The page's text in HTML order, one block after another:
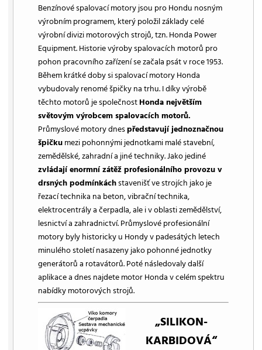
Benzínové spalovací motory jsou pro Hondu nosným
výrobním programem, který položil základy celé
výrobní divizi motorových strojů, tzn. Honda Power
Equipment. Historie výroby spalovacích motorů pro
pohon pracovního zařízení se začala psát v roce 1953.
Během krátké doby si spalovací motory Honda
vybudovaly renomé špičky na trhu. I díky výrobě
těchto motorů je společnostHonda největším
světovým výrobcem spalovacích motorů.
Průmyslové motory dnespředstavují jednoznačnou
špičkumezi pohonnými jednotkami malé stavební,
zemědělské, zahradní a jiné techniky. Jako jediné
zvládají enormní zátěž profesionálního provozu v
drsných podmínkáchstavenišť ve strojích jako je
řezací technika na beton, vibrační technika,
elektrocentrály a čerpadla, ale i v oblasti zemědělství,
lesnictví a zahradnictví. Průmyslové profesionální
motory byly historicky u Hondy v padesátých letech
minulého století nasazeny jako pohonné jednotky
generátorů a rotavátorů. Poté následovaly další
aplikace a dnes najdete motor Honda v celém spektru
nabídky motorových strojů.
„SILIKON-
KARBIDOVÁ“